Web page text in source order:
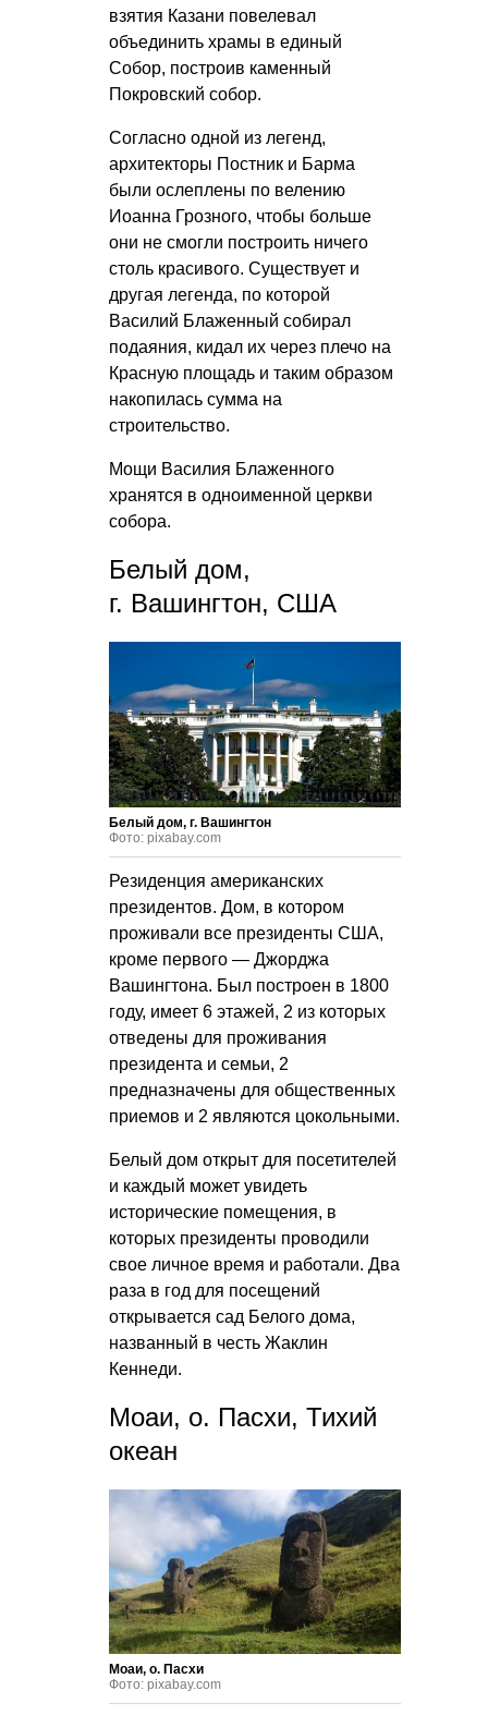
взятия Казани повелевал
объединить храмы в единый
Собор, построив каменный
Покровский собор.
Согласно одной из легенд,
архитекторы Постник и Барма
были ослеплены по велению
Иоанна Грозного, чтобы больше
они не смогли построить ничего
столь красивого. Существует и
другая легенда, по которой
Василий Блаженный собирал
подаяния, кидал их через плечо на
Красную площадь и таким образом
накопилась сумма на
строительство.
Мощи Василия Блаженного
хранятся в одноименной церкви
собора.
Белый дом,
г. Вашингтон, США
Белый дом, г. Вашингтон
Фото: pixabay.com
Резиденция американских
президентов. Дом, в котором
проживали все президенты США,
кроме первого — Джорджа
Вашингтона. Был построен в 1800
году, имеет 6 этажей, 2 из которых
отведены для проживания
президента и семьи, 2
предназначены для общественных
приемов и 2 являются цокольными.
Белый дом открыт для посетителей
и каждый может увидеть
исторические помещения, в
которых президенты проводили
свое личное время и работали. Два
раза в год для посещений
открывается сад Белого дома,
названный в честь Жаклин
Кеннеди.
Моаи, о. Пасхи, Тихий
океан
Моаи, о. Пасхи
Фото: pixabay.com